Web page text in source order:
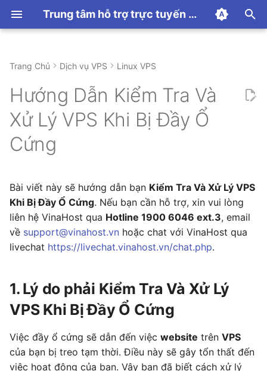
Trung tâm hỗ trợ trực tuyến VinaHost
y
e
t
o
t
r
e
r
Các Tính Năng
Windows Hosting
Xử Lý VPS Khi Bị Đầy Ổ
Cứng
2. Hướng Dẫn Kiểm Tra Và
Xử Lý VPS Khi Bị Đầy Ổ
Email Server
Email Marketing
Email Relay
Microsoft 365
Google Workspace
Những Lỗi Thường Gặp
License
Domain
Lỗi Thường Gặp
Minecraft
Palworld
Trang Chủ Dịch vụ VPS Linux VPS
Hướng Dẫn Kiểm Tra Và
Xử Lý VPS Khi Bị Đầy Ổ
Cứng
Bài viết này sẽ hướng dẫn bạn Kiểm Tra Và Xử Lý VPS
Khi Bị Đầy Ổ Cứng. Nếu bạn cần hỗ trợ, xin vui lòng
liên hệ VinaHost qua Hotline 1900 6046 ext.3, email
về support@vinahost.vn hoặc chat với VinaHost qua
livechat https://livechat.vinahost.vn/chat.php.
1. Lý do phải Kiểm Tra Và Xử Lý
VPS Khi Bị Đầy Ổ Cứng
Việc đầy ổ cứng sẽ dẫn đến việc website trên VPS
của bạn bị treo tạm thời. Điều này sẽ gây tổn thất đến
việc hoạt động của bạn. Vậy bạn đã biết cách xử lý